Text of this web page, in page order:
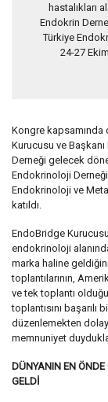
hastalıkları
Endokrin
Türkiye
24-27
Kongre kapsamında
Kurucusu ve
Derneği gelecek
Endokrinoloji
Endokrinoloji ve
katıldı.
EndoBridge
endokrinoloji
marka haline geldiğini
toplantılarının,
ve tek toplantı
toplantısını
düzenlemekten
memnuniyet
DÜNYANIN EN
GELDİ